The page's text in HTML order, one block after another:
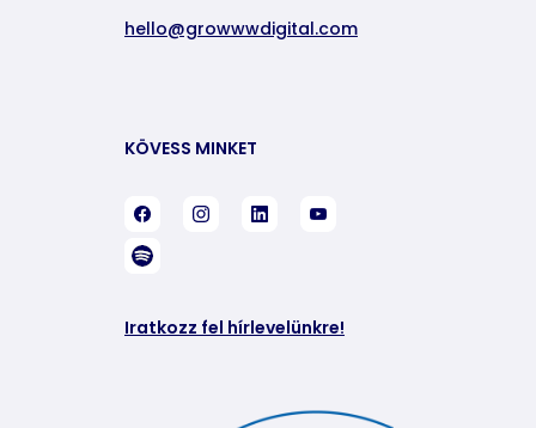
hello@growwwdigital.com
KÖVESS MINKET
Iratkozz fel hírlevelünkre!